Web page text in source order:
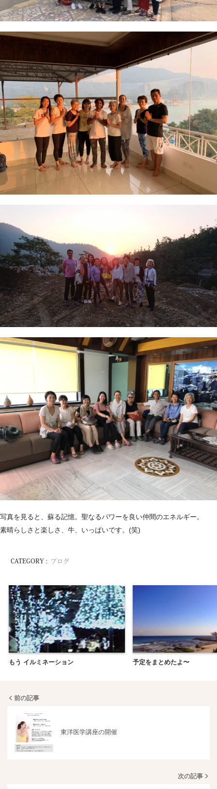
写真を見ると、蘇る記憶。聖なるパワーを良い仲間のエネルギー。
素晴らしさと楽しさ、牛、いっぱいです。(笑)
CATEGORY : ブログ
もう イルミネーション 予定をまとめたよ〜
前の記事
東洋医学講座の開催
次の記事